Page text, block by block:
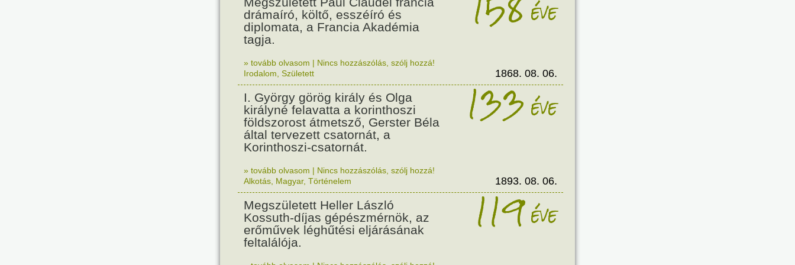
drámaíró, költő, esszéíró és
diplomata, a Francia Akadémia
tagja.
éve
» tovább olvasom | Nincs hozzászólás, szólj hozzá!
Irodalom Született 1868. 08. 06.
I. György görög király és Olga
királyné felavatta a korinthoszi
földszorost átmetsző, Gerster Béla
által tervezett csatornát, a
Korinthoszi-csatornát.
133éve
» tovább olvasom | Nincs hozzászólás, szólj hozzá!
Alkotás Magyar, Történelem 1893. 08. 06.
Megszületett Heller László
Kossuth-díjas gépészmérnök, az
erőművek léghűtési eljárásának
feltalálója.
119éve